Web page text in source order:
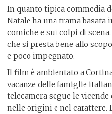
In quanto tipica commedia
Natale ha una trama basata
comiche e sui colpi di
che si presta bene allo
e poco impegnato.
Il film è ambientato a
vacanze delle famiglie
telecamera segue le
nelle origini e nel carattere.